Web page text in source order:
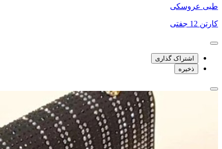
طبی عروسکی
کارتن 12 جفتی
اشتراک گذاری
ذخیره